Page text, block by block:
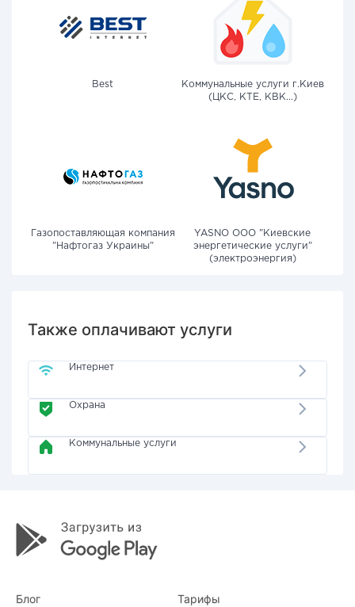
Best
Коммунальные услуги г.Киев
(ЦКС, КТЕ, КВК...)
Газопоставляющая компания
"Нафтогаз Украины"
YASNO OOO "Киевские
энергетические услуги"
(электроэнергия)
Также оплачивают услуги
Интернет
Охрана
Коммунальные услуги
Блог Тарифы